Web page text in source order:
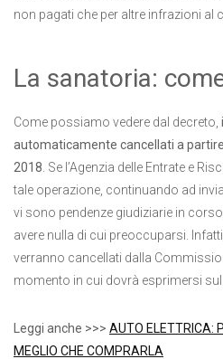
non pagati che per altre infrazioni al
La sanatoria:
Come possiamo vedere dal decreto,
automaticamente cancellati a
2018 . Se l’Agenzia delle Entrate e
tale operazione, continuando ad
vi sono pendenze giudiziarie in
avere nulla di cui preoccuparsi.
verranno cancellati dalla
momento in cui dovrà esprimersi sul
Leggi anche >>> AUTO ELETTRICA:
MEGLIO CHE COMPRARLA